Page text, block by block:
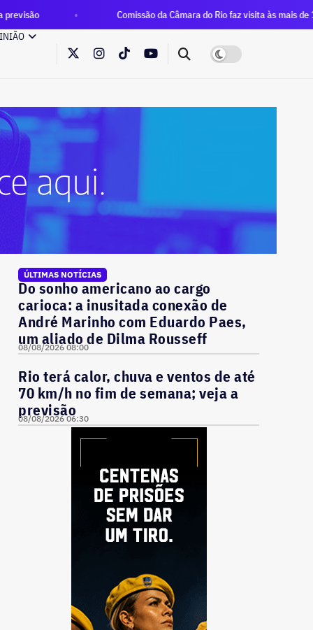
Comissão da Câmara do Rio faz visita às mais de 100 famílias
ÚLTIMAS NOTÍCIAS
Do sonho americano ao cargo
carioca: a inusitada conexão de
André Marinho com Eduardo Paes,
um aliado de Dilma Rousseff
08/08/2026 08:00
Rio terá calor, chuva e ventos de até
70 km/h no fim de semana; veja a
previsão
08/08/2026 06:30